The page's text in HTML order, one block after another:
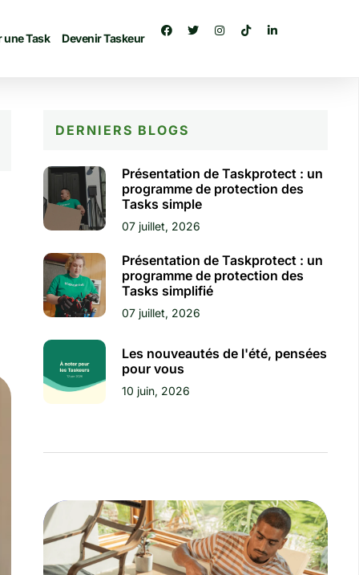
une Task Devenir Taskeur
DERNIERS BLOGS​
Présentation de Taskprotect : un
programme de protection des
Tasks simple
07 juillet, 2026
Présentation de Taskprotect : un
programme de protection des
Tasks simplifié
07 juillet, 2026
Les nouveautés de l'été, pensées
pour vous
10 juin, 2026